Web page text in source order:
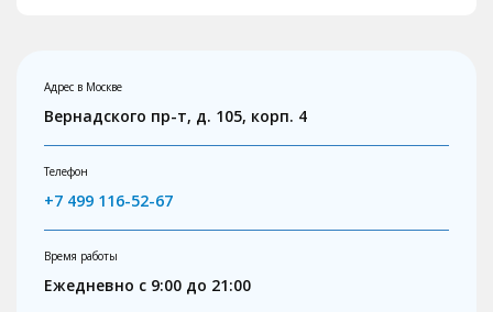
Предложили сдать анализы в поликлинике,
что бы немного сэкономить, что приятно
удивило. Назначено первичное лечение. Все
рекомендации доктора выполню . Буду
рекомендовать знакомым.
Адрес в Москве
Вернадского пр-т, д. 105, корп. 4
Телефон
+7 499 116-52-67
Время работы
Ежедневно с 9:00 до 21:00